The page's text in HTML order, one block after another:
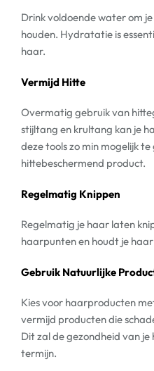
Drink voldoende water om
houden. Hydratatie is
haar.
Vermijd Hitte
Overmatig gebruik van
stijltang en krultang kan je
deze tools zo min mogelijk
hittebeschermend product.
Regelmatig Knippen
Regelmatig je haar laten
haarpunten en houdt je
Gebruik Natuurlijke
Kies voor haarproducten
vermijd producten die
Dit zal de gezondheid van
termijn.